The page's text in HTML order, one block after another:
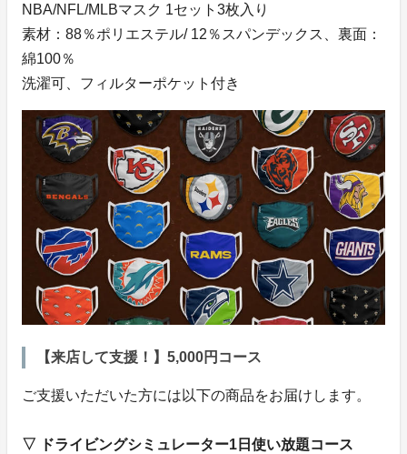
NBA/NFL/MLBマスク 1セット3枚入り
素材：88％ポリエステル/ 12％スパンデックス、裏面：
綿100％
洗濯可、フィルターポケット付き
【来店して支援！】5,000円コース
ご支援いただいた方には以下の商品をお届けします。
▽ ドライビングシミュレーター1日使い放題コース